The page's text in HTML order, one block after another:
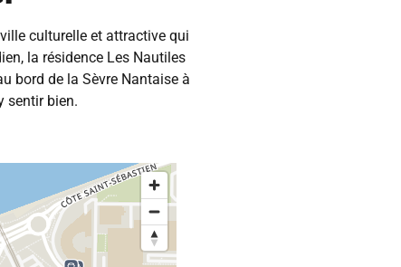
culturelle et attractive qui
la résidence Les Nautiles
bord de la Sèvre Nantaise à
sentir bien.